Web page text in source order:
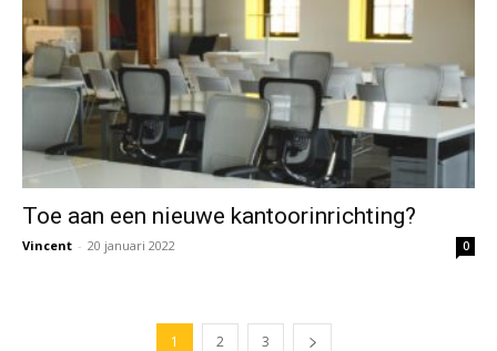
Toe aan een nieuwe kantoorinrichting?
Vincent - 20 januari 2022 0
1 2 3